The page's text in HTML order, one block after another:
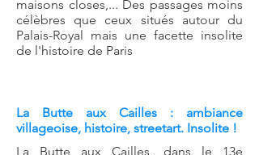
maisons closes,... Des passages moins
célèbres que ceux situés autour du
Palais-Royal mais une facette insolite
de l'histoire de Paris
La Butte aux Cailles : ambiance
villageoise, histoire, streetart. Insolite !
La Butte aux Cailles, dans le 13e